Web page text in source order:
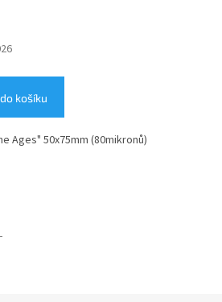
košíku
Ages" 50x75mm (80mikronů)